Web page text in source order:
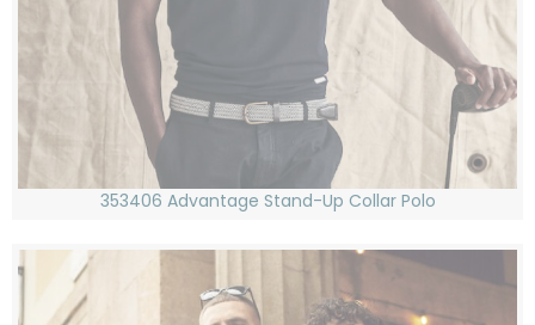
353406 Advantage Stand-Up Collar Polo